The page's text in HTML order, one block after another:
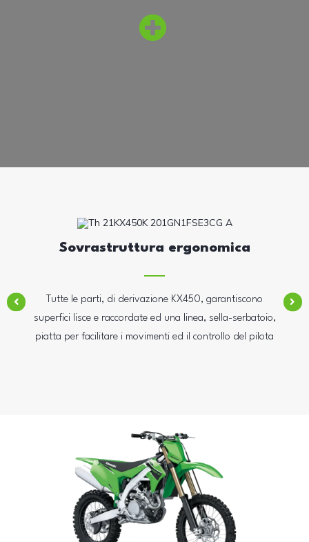
Sovrastruttura ergonomica
Tutte le parti, di derivazione KX450, garantiscono
superfici lisce e raccordate ed una linea, sella-serbatoio,
piatta per facilitare i movimenti ed il controllo del pilota